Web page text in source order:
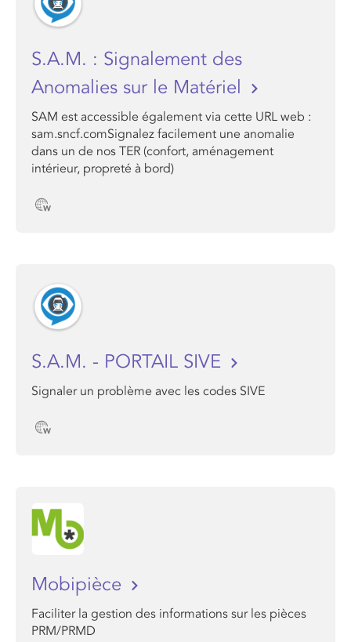
S.A.M. : Signalement des
Anomalies sur le Matériel
SAM est accessible également via cette URL web :
sam.sncf.comSignalez facilement une anomalie
dans un de nos TER (confort, aménagement
intérieur, propreté à bord)
S.A.M. - PORTAIL SIVE
Signaler un problème avec les codes SIVE
Mobipièce
Faciliter la gestion des informations sur les pièces
PRM/PRMD